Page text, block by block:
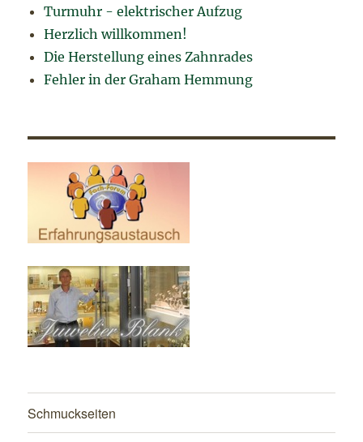
Turmuhr - elektrischer Aufzug
Herzlich willkommen!
Die Herstellung eines Zahnrades
Fehler in der Graham Hemmung
Schmuckseiten